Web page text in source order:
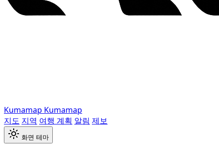
Kumamap Kumamap
지도 지역 여행 계획 알림 제보
화면 테마